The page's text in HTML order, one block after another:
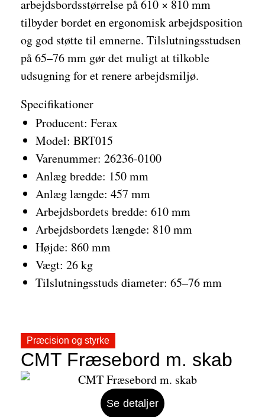
arbejdsbordsstørrelse på 610 × 810 mm
tilbyder bordet en ergonomisk arbejdsposition
og god støtte til emnerne. Tilslutningsstudsen
på 65–76 mm gør det muligt at tilkoble
udsugning for et renere arbejdsmiljø.
Specifikationer
Producent: Ferax
Model: BRT015
Varenummer: 26236-0100
Anlæg bredde: 150 mm
Anlæg længde: 457 mm
Arbejdsbordets bredde: 610 mm
Arbejdsbordets længde: 810 mm
Højde: 860 mm
Vægt: 26 kg
Tilslutningsstuds diameter: 65–76 mm
Præcision og styrke
CMT Fræsebord m. skab
Se detaljer